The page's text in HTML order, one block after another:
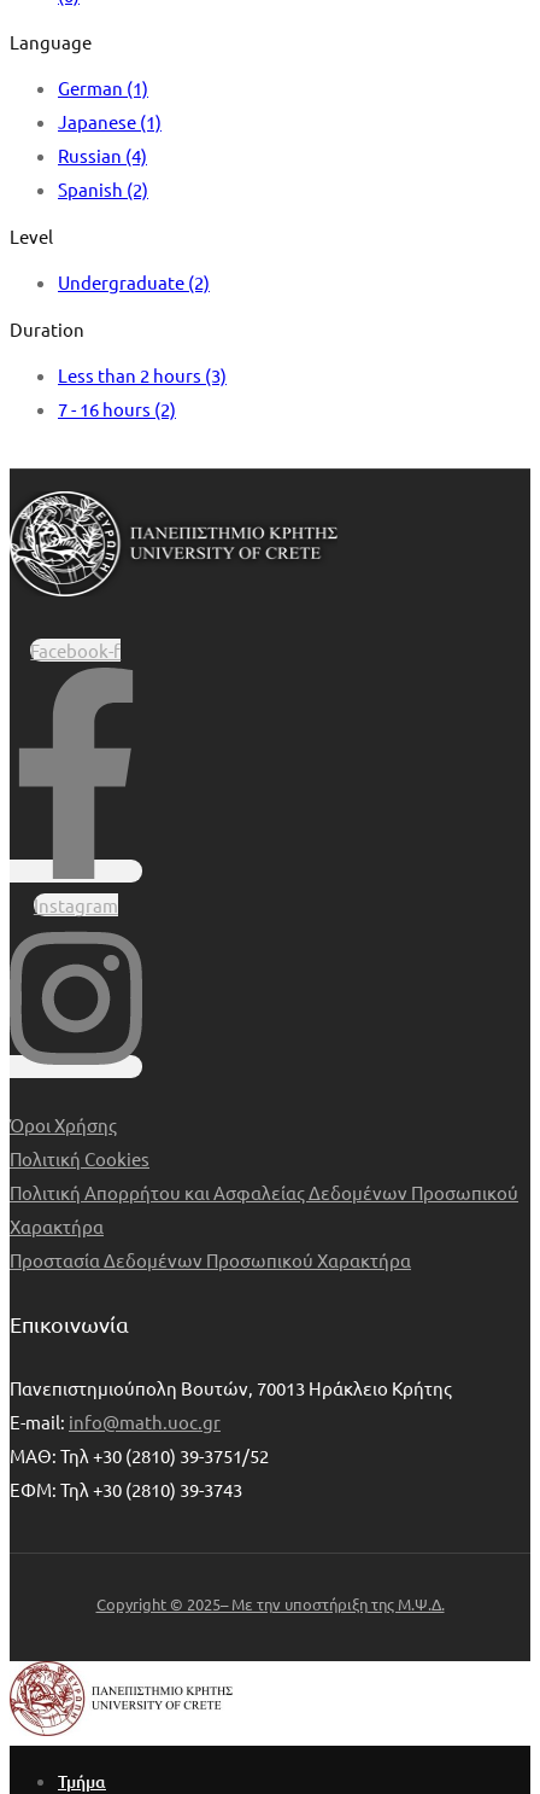
Language
German (1)
Japanese (1)
Russian (4)
Spanish (2)
Level
Undergraduate (2)
Duration
Less than 2 hours (3)
7 - 16 hours (2)
Facebook-f
Instagram
Όροι Χρήσης
Πολιτική Cookies
Πολιτική Απορρήτου και Ασφαλείας Δεδομένων Προσωπικού
Χαρακτήρα
Προστασία Δεδομένων Προσωπικού Χαρακτήρα
Επικοινωνία
Πανεπιστημιούπολη Βουτών, 70013 Ηράκλειο Κρήτης
E-mail: info@math.uoc.gr
ΜΑΘ: Τηλ +30 (2810) 39-3751/52
ΕΦΜ: Τηλ +30 (2810) 39-3743
Copyright © 2025– Με την υποστήριξη της Μ.Ψ.Δ.
Τμήμα